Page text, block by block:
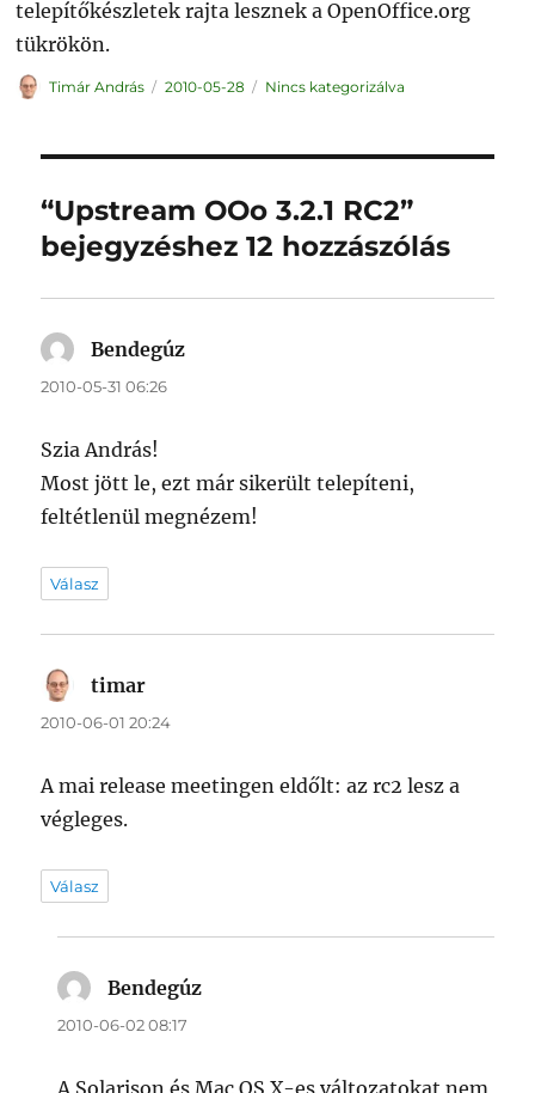
telepítőkészletek rajta lesznek a OpenOffice.org
tükrökön.
Szerző
Timár András Közzétéve
2010-05-28 Kategória
Nincs kategorizálva
“Upstream OOo 3.2.1 RC2”
bejegyzéshez 12 hozzászólás
Bendegúz
2010-05-31 06:26
Szia András!
Most jött le, ezt már sikerült telepíteni,
feltétlenül megnézem!
Válasz
timar
2010-06-01 20:24
A mai release meetingen eldőlt: az rc2 lesz a
végleges.
Válasz
Bendegúz
2010-06-02 08:17
A Solarison és Mac OS X-es változatokat nem